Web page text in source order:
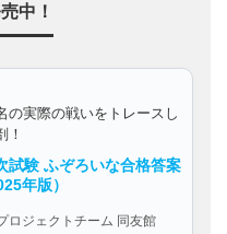
中！
の実際の戦いをトレースし
！
試験 ふぞろいな合格答案
年版）
ロジェクトチーム 同友館